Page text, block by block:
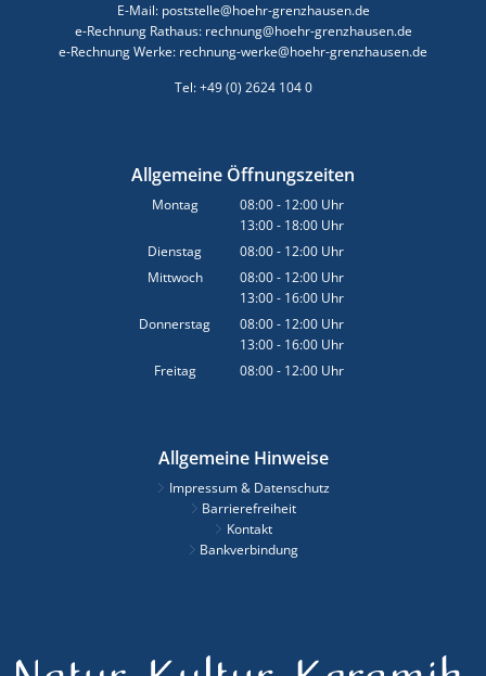
E-Mail: poststelle@hoehr-grenzhausen.de
e-Rechnung Rathaus: rechnung@hoehr-grenzhausen.de
e-Rechnung Werke: rechnung-werke@hoehr-grenzhausen.de
Tel: +49 (0) 2624 104 0
Allgemeine Öffnungszeiten
Montag 08:00- 12:00 Uhr
Von 08:00 bis 12:00 Uhr
13:00- 18:00 Uhr
Von 13:00 bis 18:00 Uhr
Dienstag 08:00- 12:00 Uhr
Von 08:00 bis 12:00 Uhr
Mittwoch 08:00- 12:00 Uhr
Von 08:00 bis 12:00 Uhr
13:00- 16:00 Uhr
Von 13:00 bis 16:00 Uhr
Donnerstag 08:00- 12:00 Uhr
Von 08:00 bis 12:00 Uhr
13:00- 16:00 Uhr
Von 13:00 bis 16:00 Uhr
Freitag 08:00- 12:00 Uhr
Allgemeine Hinweise
Impressum & Datenschutz
Barrierefreiheit
Kontakt
Bankverbindung